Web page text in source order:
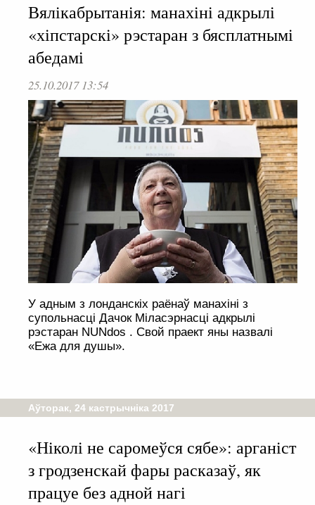
Вялікабрытанія: манахіні адкрылі
«хіпстарскі» рэстаран з бясплатнымі
абедамі
25.10.2017 13:54
У адным з лонданскіх раёнаў манахіні з
супольнасці Дачок Міласэрнасці адкрылі
рэстаран NUNdos . Свой праект яны назвалі
«Ежа для душы».
Аўторак, 24 кастрычніка 2017
«Ніколі не саромеўся сябе»: арганіст
з гродзенскай фары расказаў, як
працуе без адной нагі